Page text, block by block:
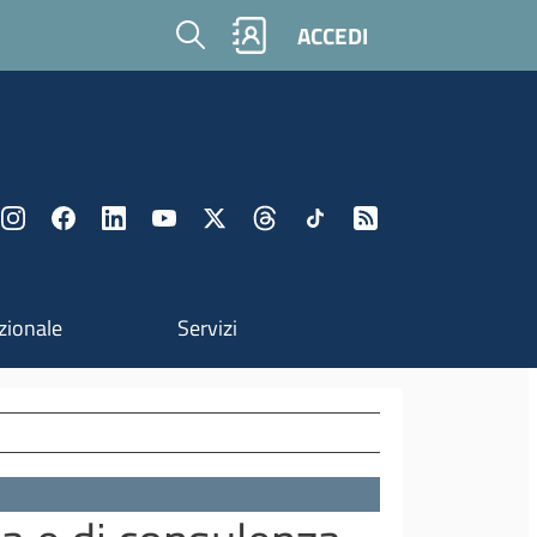
Cerca ACCEDI
Servizi